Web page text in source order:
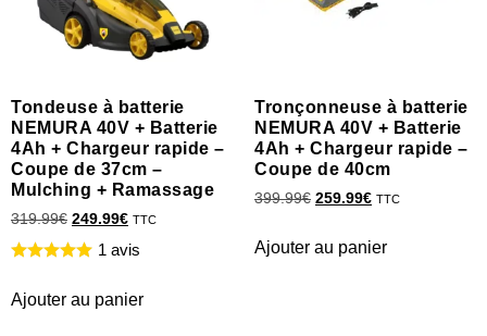
Tondeuse à batterie
NEMURA 40V + Batterie
4Ah + Chargeur rapide –
Coupe de 37cm –
Mulching + Ramassage
319.99€ 249.99€ TTC
1 avis
Ajouter au panier
Tronçonneuse à batterie
NEMURA 40V + Batterie
4Ah + Chargeur rapide –
Coupe de 40cm
399.99€ 259.99€ TTC
Ajouter au panier